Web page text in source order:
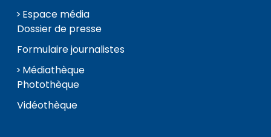
Espace média
Dossier de presse
Formulaire journalistes
Médiathèque
Photothèque
Vidéothèque